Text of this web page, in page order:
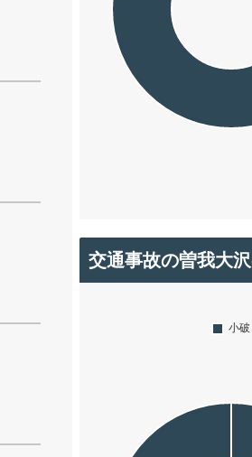
交通事故の曽我大